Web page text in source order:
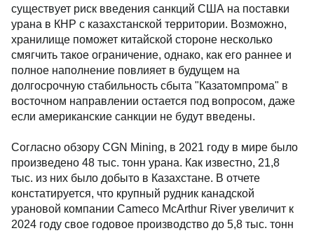
существует риск введения санкций США на поставки
урана в КНР с казахстанской территории. Возможно,
хранилище поможет китайской стороне несколько
смягчить такое ограничение, однако, как его раннее и
полное наполнение повлияет в будущем на
долгосрочную стабильность сбыта "Казатомпрома" в
восточном направлении остается под вопросом, даже
если американские санкции не будут введены.
Согласно обзору CGN Mining, в 2021 году в мире было
произведено 48 тыс. тонн урана. Как известно, 21,8
тыс. из них было добыто в Казахстане. В отчете
констатируется, что крупный рудник канадской
урановой компании Cameco McArthur River увеличит к
2024 году свое годовое производство до 5,8 тыс. тонн